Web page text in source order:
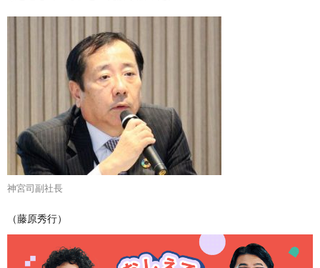
神宮司副社長
（藤原秀行）